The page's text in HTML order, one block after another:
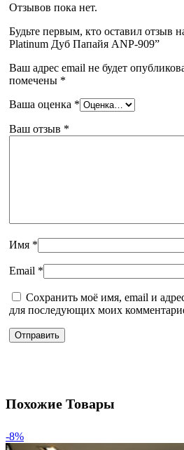
Отзывов пока нет.
Будьте первым, кто оставил отзыв
Platinum Дуб Папайя ANP-909”
Ваш адрес email не будет
помечены *
Ваша оценка *
Ваш отзыв *
Имя *
Email *
Сохранить моё имя, email и
для последующих моих
Похожие Товары
-8%